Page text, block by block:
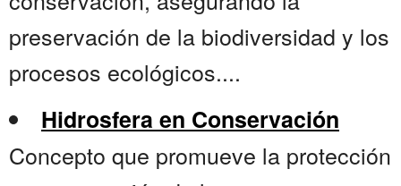
preservación de la biodiversidad y los
procesos ecológicos....
Hidrosfera en Conservación
Concepto que promueve la protección